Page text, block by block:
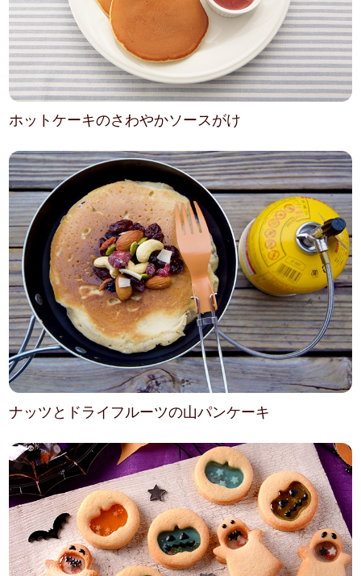
ホットケーキのさわやかソースがけ
ナッツとドライフルーツの山パンケーキ